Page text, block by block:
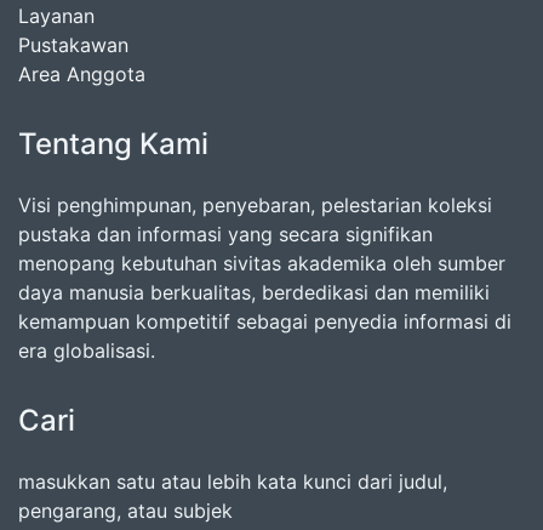
Layanan
Pustakawan
Area Anggota
Tentang Kami
Visi penghimpunan, penyebaran, pelestarian koleksi
pustaka dan informasi yang secara signifikan
menopang kebutuhan sivitas akademika oleh sumber
daya manusia berkualitas, berdedikasi dan memiliki
kemampuan kompetitif sebagai penyedia informasi di
era globalisasi.
Cari
masukkan satu atau lebih kata kunci dari judul,
pengarang, atau subjek